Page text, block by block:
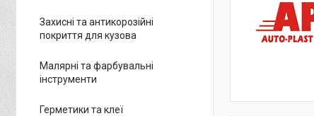
Захисні та антикорозійні
покриття для кузова
Малярні та фарбувальні
інструменти
Герметики та клеї